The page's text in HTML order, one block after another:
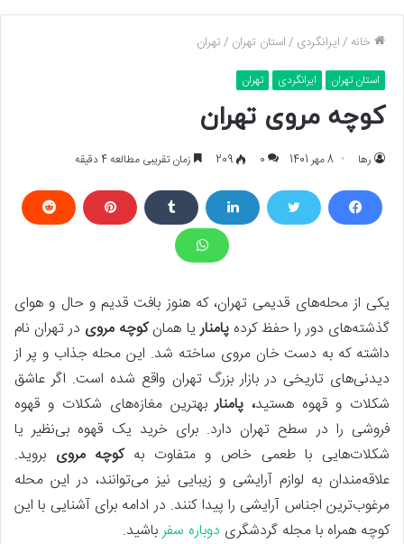
خانه /ایرانگردی /استان تهران /تهران
استان تهران ایرانگردی تهران
کوچه مروی تهران
رها 8 مهر 1401 0
209 زمان تقریبی مطالعه 4 دقیقه
یکی از محله‌های قدیمی تهران، که هنوز بافت قدیم و حال و هوای
گذشته‌های دور را حفظ کردهپامناریا همانکوچه مروی در تهران نام
داشته که به دست خان مروی ساخته شد. این محله جذاب و پر از
دیدنی‌های تاریخی در بازار بزرگ تهران واقع شده است. اگر عاشق
شکلات و قهوه هستید، پامناربهترین مغازه‌های شکلات و قهوه
فروشی را در سطح تهران دارد. برای خرید یک قهوه بی‌نظیر یا
شکلات‌هایی با طعمی خاص و متفاوت بهکوچه مروی بروید.
علاقه‌مندان به لوازم آرایشی و زیبایی نیز می‌توانند، در این محله
مرغوب‌ترین اجناس آرایشی را پیدا کنند. در ادامه برای آشنایی با این
کوچه همراه با مجله گردشگری دوباره سفرباشید.